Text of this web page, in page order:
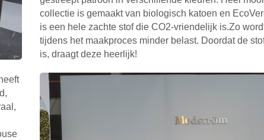
collectie is gemaakt van biologisch katoen en
is een hele zachte stof die CO2-vriendelijk is.Zo
tijdens het maakproces minder belast. Doordat de
is, draagt deze heerlijk!